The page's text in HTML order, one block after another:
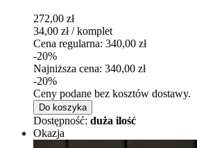
272,00 zł
34,00 zł / komplet
Cena regularna: 340,00 zł
-20%
Najniższa cena: 340,00 zł
-20%
Ceny podane bez kosztów dostawy.
Do koszyka
Dostępność: duża ilość
Okazja